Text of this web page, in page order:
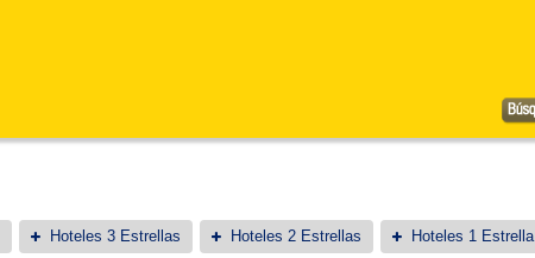
Hoteles 3 Estrellas Hoteles 2 Estrellas Hoteles 1 Estrella